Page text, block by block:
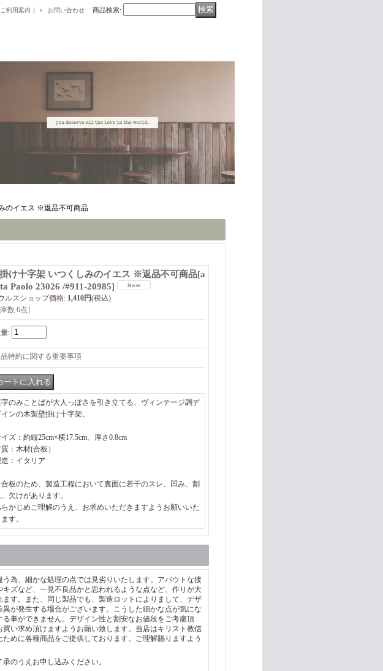
ご利用案内 ｜ お問い合わせ 商品検索:
のイエス ※返品不可商品
け十字架 いつくしみのイエス ※返品不可商品[a
Paolo 23026 /#911-20985]
ルスショップ価格: 1,410円(税込)
数 6点]
:
特約に関する重要事項
のみことばが大人っぽさを引き立てる、ヴィンテージ調デ
ンの木製壁掛け十字架。
ズ：約縦25cm×横17.5cm、厚さ0.8cm
：木材(合板）
：イタリア
板のため、製造工程において裏面に若干のスレ、凹み、割
欠けがあります。
かじめご理解のうえ、お求めいただきますようお願いいた
す。
為、細かな処理の点では見劣りいたします。アバウトな接
ズなど、一見不良品かと思われるような点など、作りが大
ます。また、同じ製品でも、製造ロットによりまして、デザ
が発生する場合がございます。こうした細かな点が気にな
事ができません。デザイン性と割安なお値段をご考慮頂
買い求め頂けますようお願い致します。当店はキリスト教信
めに各種商品をご提供しております。ご理解賜りますよう
のうえお申し込みください。